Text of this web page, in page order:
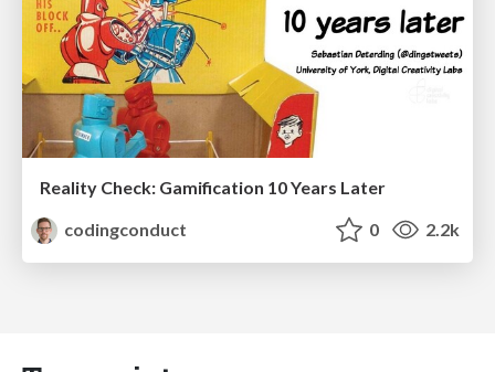
Reality Check: Gamification 10 Years Later
codingconduct
0 2.2k